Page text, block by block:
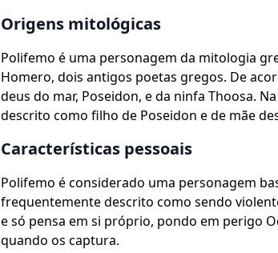
Origens mitológicas
Polifemo é uma personagem da mitologia
Homero, dois antigos poetas gregos. De
deus do mar, Poseidon, e da ninfa Thoosa.
descrito como filho de Poseidon e de mãe
Características pessoais
Polifemo é considerado uma personagem
frequentemente descrito como sendo
e só pensa em si próprio, pondo em perigo
quando os captura.